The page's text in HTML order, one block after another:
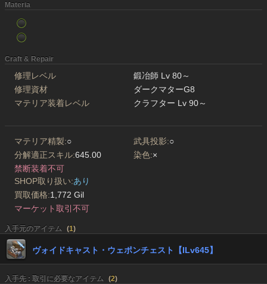
Materia
Craft & Repair
修理レベル
鍛冶師 Lv 80～
修理資材
ダークマターG8
マテリア装着レベル
クラフター Lv 90～
マテリア精製:○ 武具投影:○
分解適正スキル:645.00 染色:×
禁断装着不可
SHOP取り扱い:あり
買取価格:1,772 Gil
マーケット取引不可
入手元のアイテム (1)
ヴォイドキャスト・ウェポンチェスト【ILv645】
入手先 : 取引に必要なアイテム (2)